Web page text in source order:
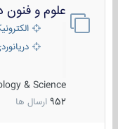
علوم و فنون
& Science
952 ارسال ها